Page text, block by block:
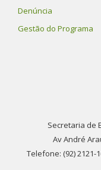
Denúncia
Gestão do Programa
Secretaria de
Av André
Telefone: (92)